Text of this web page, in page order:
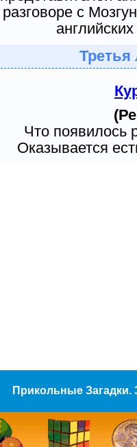
разговоре с
Третья
Что появилось
Оказывается
Прикольные Загадки.